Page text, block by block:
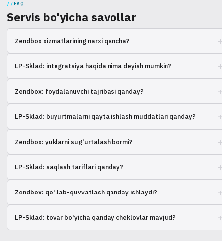
FAQ
Servis bo'yicha savollar
Zendbox xizmatlarining narxi qancha?
uchun bog'laning.
LP-Sklad: integratsiya haqida nima deyish mumkin?
Zendbox: foydalanuvchi tajribasi qanday?
LP-Sklad: buyurtmalarni qayta ishlash muddatlari qanday?
Zendbox: yuklarni sug'urtalash bormi?
LP-Sklad: saqlash tariflari qanday?
Zendbox: qo'llab-quvvatlash qanday ishlaydi?
LP-Sklad: tovar bo'yicha qanday cheklovlar mavjud?